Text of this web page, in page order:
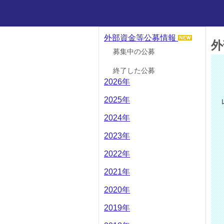
外部資金等公募情報
募集中の公募
終了した公募
2026年
2025年
2024年
2023年
2022年
2021年
2020年
2019年